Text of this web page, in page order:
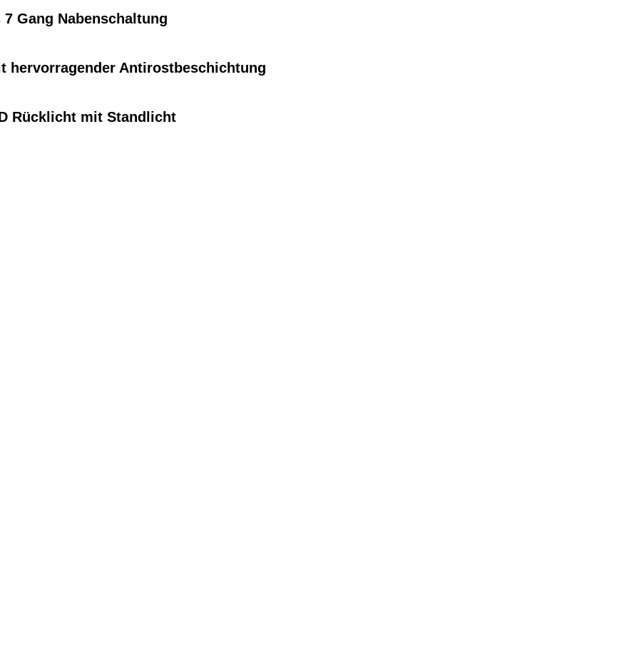
7 Gang Nabenschaltung
hervorragender Antirostbeschichtung
Rücklicht mit Standlicht